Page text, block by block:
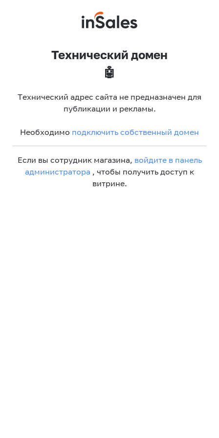
Технический домен
🤖
Технический адрес сайта не предназначен для
публикации и рекламы.
Необходимо подключить собственный домен
Если вы сотрудник магазина, войдите в панель
администратора , чтобы получить доступ к
витрине.